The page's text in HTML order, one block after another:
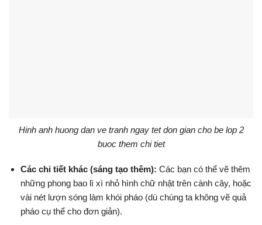
Hinh anh huong dan ve tranh ngay tet don gian cho be lop 2
buoc them chi tiet
Các chi tiết khác (sáng tạo thêm): Các bạn có thể vẽ thêm
những phong bao lì xì nhỏ hình chữ nhật trên cành cây, hoặc
vài nét lượn sóng làm khói pháo (dù chúng ta không vẽ quả
pháo cụ thể cho đơn giản).